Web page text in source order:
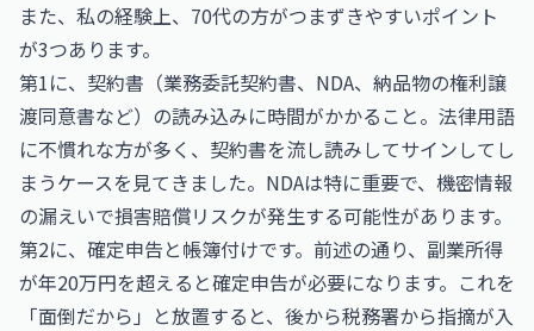
また、私の経験上、70代の方がつまずきやすいポイント
が3つあります。
第1に、契約書（業務委託契約書、NDA、納品物の権利譲
渡同意書など）の読み込みに時間がかかること。法律用語
に不慣れな方が多く、契約書を流し読みしてサインしてし
まうケースを見てきました。NDAは特に重要で、機密情報
の漏えいで損害賠償リスクが発生する可能性があります。
第2に、確定申告と帳簿付けです。前述の通り、副業所得
が年20万円を超えると確定申告が必要になります。これを
「面倒だから」と放置すると、後から税務署から指摘が入